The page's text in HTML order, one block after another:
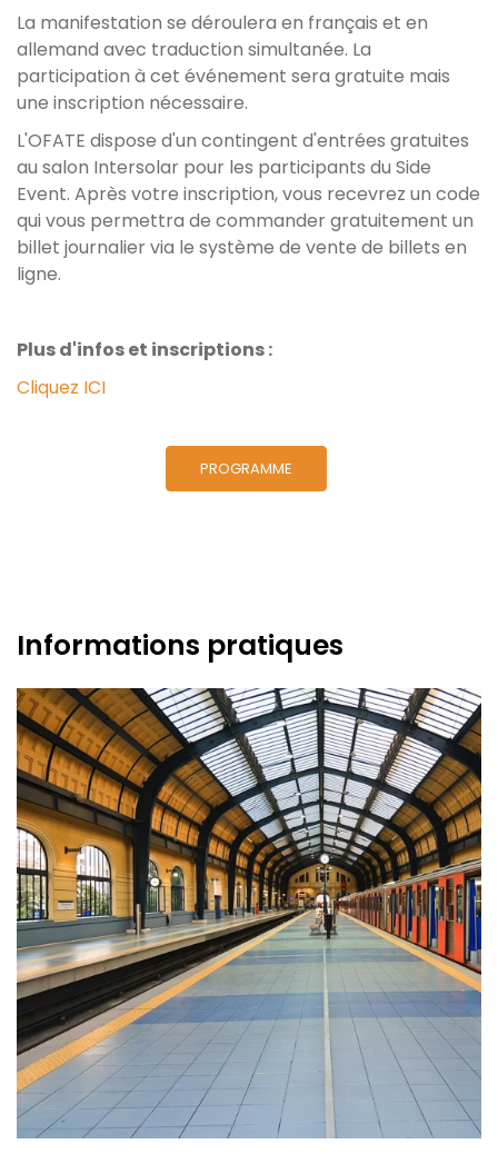
La manifestation se déroulera en français et en
allemand avec traduction simultanée. La
participation à cet événement sera gratuite mais
une inscription nécessaire.
L'OFATE dispose d'un contingent d'entrées gratuites
au salon Intersolar pour les participants du Side
Event. Après votre inscription, vous recevrez un code
qui vous permettra de commander gratuitement un
billet journalier via le système de vente de billets en
ligne.
Plus d'infos et inscriptions :
Cliquez ICI
PROGRAMME
Informations pratiques